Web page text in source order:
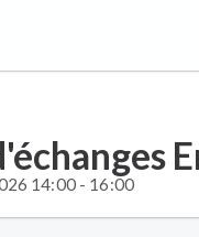
14:00 - 16:00